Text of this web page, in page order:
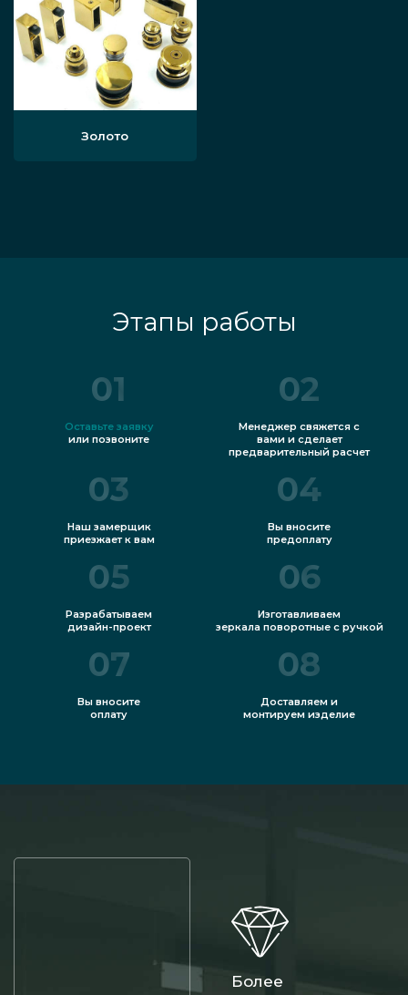
Золото
Этапы работы
01
Оставьте заявку
или позвоните
02
Менеджер свяжется с
вами и сделает
предварительный расчет
03
Наш замерщик
приезжает к вам
04
Вы вносите
предоплату
05
Разрабатываем
дизайн-проект
06
Изготавливаем
зеркала поворотные с ручкой
07
Вы вносите
оплату
08
Доставляем и
монтируем изделие
Более